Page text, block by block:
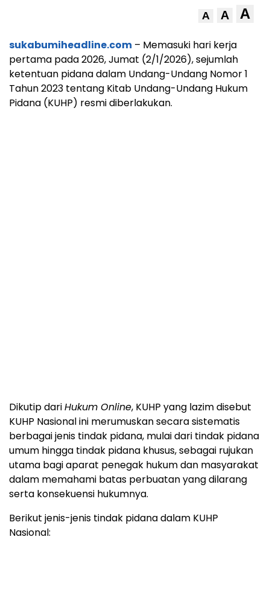
A A A
sukabumiheadline.com – Memasuki hari kerja
pertama pada 2026, Jumat (2/1/2026), sejumlah
ketentuan pidana dalam Undang-Undang Nomor 1
Tahun 2023 tentang Kitab Undang-Undang Hukum
Pidana (KUHP) resmi diberlakukan.
Dikutip dariHukum Online, KUHP yang lazim disebut
KUHP Nasional ini merumuskan secara sistematis
berbagai jenis tindak pidana, mulai dari tindak pidana
umum hingga tindak pidana khusus, sebagai rujukan
utama bagi aparat penegak hukum dan masyarakat
dalam memahami batas perbuatan yang dilarang
serta konsekuensi hukumnya.
Berikut jenis-jenis tindak pidana dalam KUHP
Nasional: